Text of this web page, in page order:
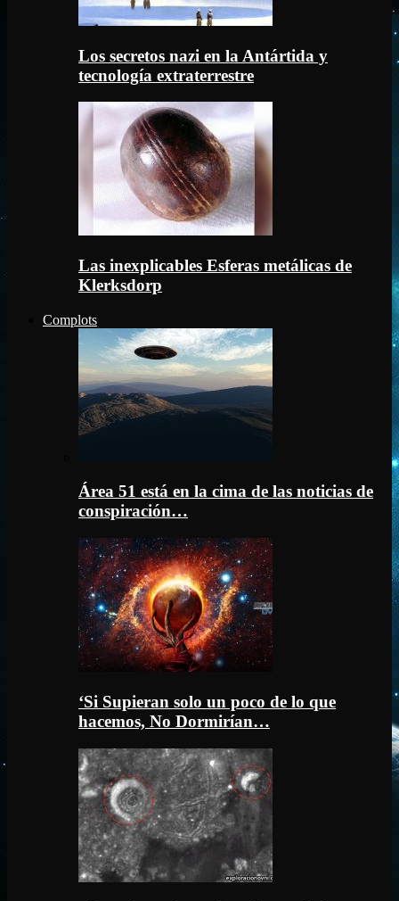
Los secretos nazi en la Antártida y
tecnología extraterrestre
Las inexplicables Esferas metálicas de
Klerksdorp
Complots
Área 51 está en la cima de las noticias de
conspiración…
‘Si Supieran solo un poco de lo que
hacemos, No Dormirían…